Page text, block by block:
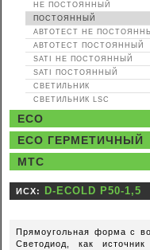
НЕ ПОСТОЯННЫЙ
ПОСТОЯННЫЙ
АВТОТЕСТ НЕ
АВТОТЕСТ ПОСТОЯННЫЙ
SATI НЕ ПОСТОЯННЫЙ
SATI ПОСТОЯННЫЙ
СВЕТИЛЬНИК
СВЕТИЛЬНИК LSC
ECO
ECO ГЕРМЕТИЧНЫЙ
MTC
ИСХ:
Прямоугольная форма с
Светодиод, как